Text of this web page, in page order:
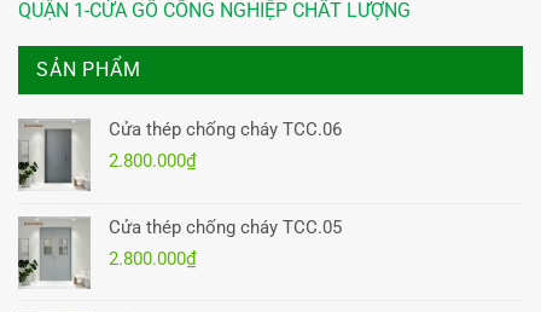
QUẬN 1-CỬA GỖ CÔNG NGHIỆP CHẤT LƯỢNG
SẢN PHẨM
Cửa thép chống cháy TCC.06
2.800.000₫
Cửa thép chống cháy TCC.05
2.800.000₫